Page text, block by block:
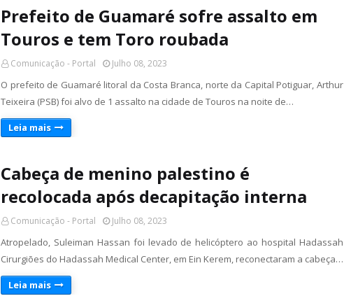
Prefeito de Guamaré sofre assalto em
Touros e tem Toro roubada
Comunicação - Portal Julho 08, 2023
O prefeito de Guamaré litoral da Costa Branca, norte da Capital Potiguar, Arthur
Teixeira (PSB) foi alvo de 1 assalto na cidade de Touros na noite de…
Leia mais
Cabeça de menino palestino é
recolocada após decapitação interna
Comunicação - Portal Julho 08, 2023
Atropelado, Suleiman Hassan foi levado de helicóptero ao hospital Hadassah
Cirurgiões do Hadassah Medical Center, em Ein Kerem, reconectaram a cabeça…
Leia mais